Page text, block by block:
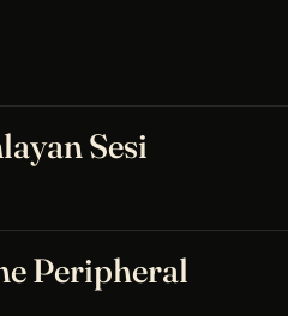
Sesi
Peripheral